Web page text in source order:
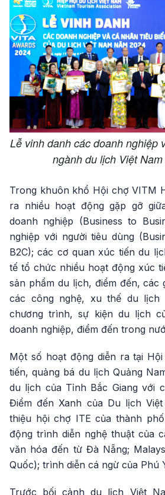
Lễ vinh danh các doanh nghiệp
ngành du lịch Việt
Trong khuôn khổ Hội chợ VITM
ra nhiều hoạt động gặp gỡ
doanh nghiệp (Business to
nghiệp với người tiêu dùng
B2C); các cơ quan xúc tiến du
tế tổ chức nhiều hoạt động xúc
sản phẩm du lịch, điểm đến, các
các công nghệ, xu thế du lịch
chương trình, sự kiện du lịch
doanh nghiệp, điểm đến trong
Một số hoạt động diễn ra tại
tiến, quảng bá du lịch Quảng
du lịch của Tỉnh Bắc Giang với
Điểm đến Xanh của Du lịch
thiệu hội chợ ITE của thành
động trình diễn nghệ thuật của
văn hóa đến từ Đà Nẵng;
Quốc); trình diễn cá ngừ của Phú
Trước bối cảnh du lịch Việt